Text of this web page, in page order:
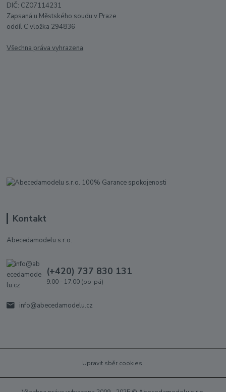
DIČ: CZ07114231
Zapsaná u Městského soudu v Praze
oddíl C vložka 294836
Všechna práva vyhrazena
Kontakt
Abecedamodelu s.r.o.
(+420) 737 830 131
9:00 - 17:00 (po-pá)
info@abecedamodelu.cz
Upravit sběr cookies.